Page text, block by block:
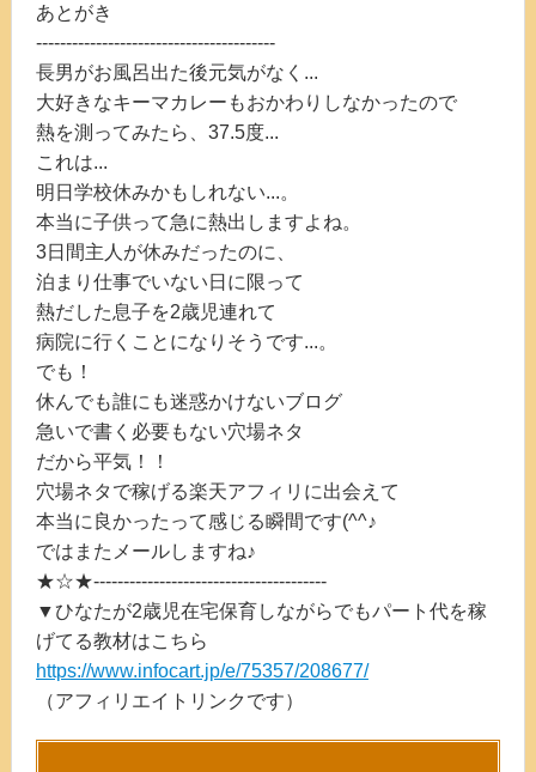
あとがき
----------------------------------------
長男がお風呂出た後元気がなく...
大好きなキーマカレーもおかわりしなかったので
熱を測ってみたら、37.5度...
これは...
明日学校休みかもしれない...。
本当に子供って急に熱出しますよね。
3日間主人が休みだったのに、
泊まり仕事でいない日に限って
熱だした息子を2歳児連れて
病院に行くことになりそうです...。
でも！
休んでも誰にも迷惑かけないブログ
急いで書く必要もない穴場ネタ
だから平気！！
穴場ネタで稼げる楽天アフィリに出会えて
本当に良かったって感じる瞬間です(^^♪
ではまたメールしますね♪
★☆★---------------------------------------
▼ひなたが2歳児在宅保育しながらでもパート代を稼
げてる教材はこちら
https://www.infocart.jp/e/75357/208677/
（アフィリエイトリンクです）